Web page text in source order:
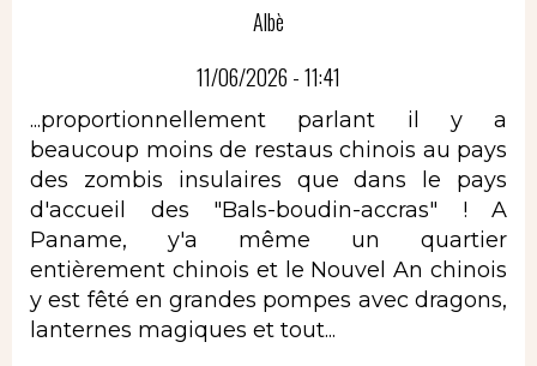
Albè
11/06/2026 - 11:41
...proportionnellement parlant il y a
beaucoup moins de restaus chinois au pays
des zombis insulaires que dans le pays
d'accueil des "Bals-boudin-accras" ! A
Paname, y'a même un quartier
entièrement chinois et le Nouvel An chinois
y est fêté en grandes pompes avec dragons,
lanternes magiques et tout...